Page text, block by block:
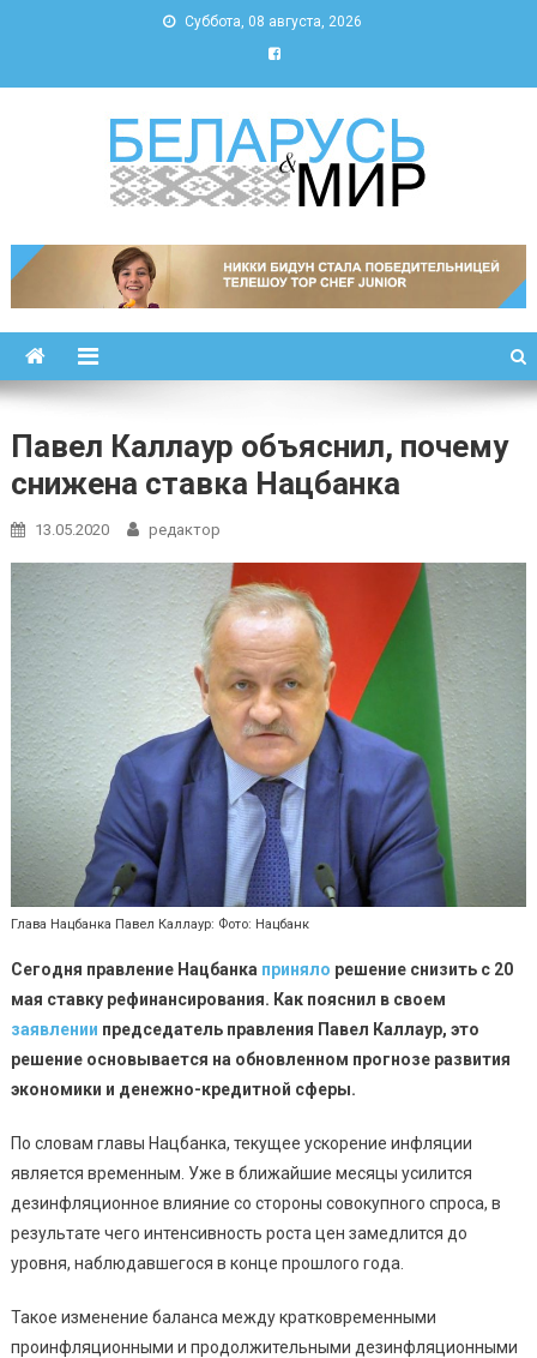
Суббота, 08 августа, 2026
Беларусь и мир
Павел Каллаур объяснил, почему
снижена ставка Нацбанка
13.05.2020 редактор
Глава Нацбанка Павел Каллаур: Фото: Нацбанк
Сегодня правление Нацбанка приняло решение снизить с 20
мая ставку рефинансирования. Как пояснил в своем
заявлении председатель правления Павел Каллаур, это
решение основывается на обновленном прогнозе развития
экономики и денежно-кредитной сферы.
По словам главы Нацбанка, текущее ускорение инфляции
является временным. Уже в ближайшие месяцы усилится
дезинфляционное влияние со стороны совокупного спроса, в
результате чего интенсивность роста цен замедлится до
уровня, наблюдавшегося в конце прошлого года.
Такое изменение баланса между кратковременными
проинфляционными и продолжительными дезинфляционными